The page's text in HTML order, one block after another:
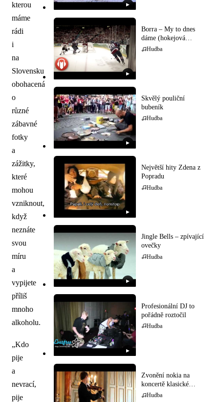
kterou
máme
rádi
i
na
Slovensku
obohacená
o
různé
zábavné
fotky
a
zážitky,
které
mohou
vzniknout,
když
neznáte
svou
míru
a
vypijete
příliš
mnoho
alkoholu.
„Kdo
pije
a
nevrací,
pije
▶
▶
Borra – My to dnes
dáme (hokejová
hymna)
Hudba
▶
Skvělý pouliční
bubeník
Hudba
▶
Největší hity Zdena z
Popradu
Hudba
▶
Jingle Bells – zpívající
ovečky
Hudba
▶
Profesionální DJ to
pořádně roztočil
Hudba
Zvonění nokia na
koncertě klasické
hudby
Hudba